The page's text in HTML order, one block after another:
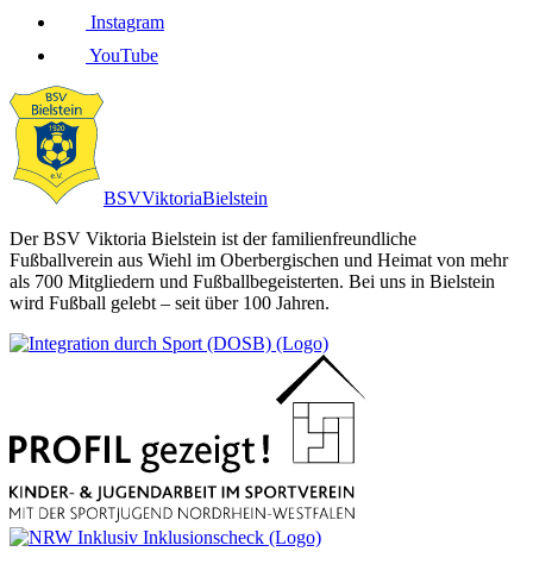
Instagram
YouTube
BSVViktoriaBielstein
Der BSV Viktoria Bielstein ist der familienfreundliche
Fußballverein aus Wiehl im Oberbergischen und Heimat von mehr
als 700 Mitgliedern und Fußballbegeisterten. Bei uns in Bielstein
wird Fußball gelebt – seit über 100 Jahren.